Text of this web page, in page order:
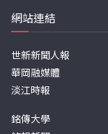
網站連結
世新新聞人報
華岡融媒體
淡江時報
銘傳大學